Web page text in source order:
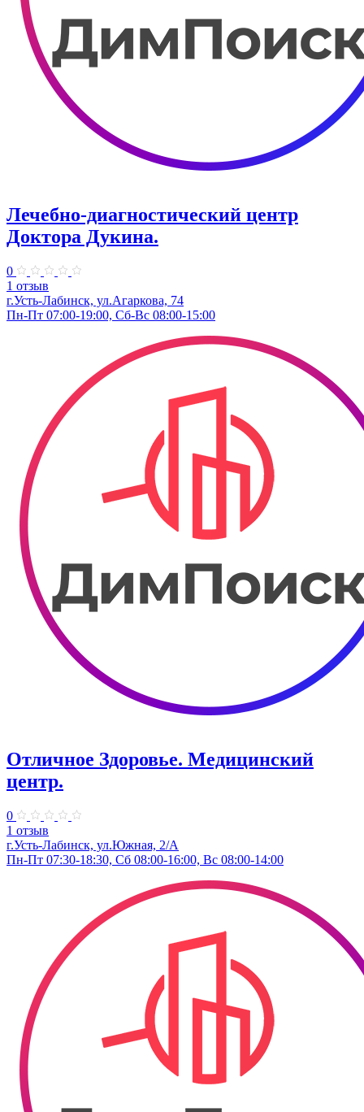
Лечебно-диагностический центр
Доктора Дукина.
0
1 отзыв
г.Усть-Лабинск, ул.Агаркова, 74
Пн-Пт 07:00-19:00, Сб-Вс 08:00-15:00
Отличное Здоровье. Медицинский
центр.
0
1 отзыв
г.Усть-Лабинск, ул.Южная, 2/А
Пн-Пт 07:30-18:30, Сб 08:00-16:00, Вс 08:00-14:00